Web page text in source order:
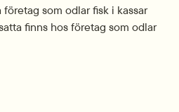
som odlar fisk i kassar
finns hos företag som odlar